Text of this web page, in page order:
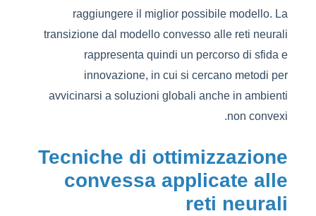
raggiungere il miglior possibile modello. La
transizione dal modello convesso alle reti neurali
rappresenta quindi un percorso di sfida e
innovazione, in cui si cercano metodi per
avvicinarsi a soluzioni globali anche in ambienti
non convexi.
Tecniche di ottimizzazione
convessa applicate alle
reti neurali